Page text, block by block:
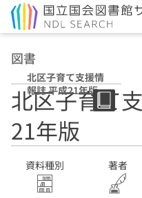
図書
北区子育て支援情
報誌 平成21年版
北区子育て
21年版
資料種別 著者